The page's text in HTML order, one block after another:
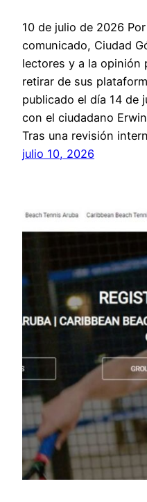
10 de julio de 2026
comunicado, Ciudad
lectores y a la opinión
retirar de sus
publicado el día 14 de
con el ciudadano
Tras una revisión
julio 10, 2026